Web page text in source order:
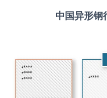
中国异形钢